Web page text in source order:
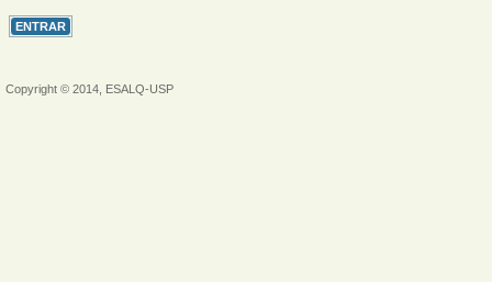
Copyright © 2014, ESALQ-USP